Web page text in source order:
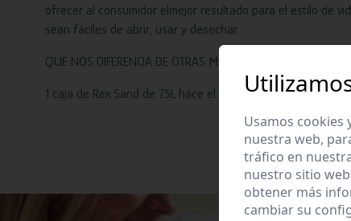
ofrecer al consumidor elmejor resultado para el estilo de
sean fáciles de abrir, usar y desechar.
QUÉ NOS DIFERENCIA DE OTRAS MARCAS:
1 caja de Rex Sand de 7.5L hace el trabajo de hasta 7.5
Usamos cookies
nuestra web,
tráfico en
nuestro sitio
obtener más
cambiar su